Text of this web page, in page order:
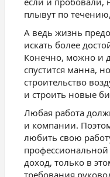
плывут по
А ведь жизнь
искать более
Конечно, можно и
спустится манна,
строительство
и строить новые
Любая работа
и компании.
любить свою
доход, только в
требования